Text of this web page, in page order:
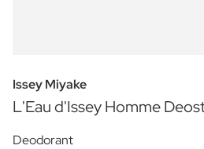
Issey Miyake
L'Eau d'Issey Homme
Deodorant